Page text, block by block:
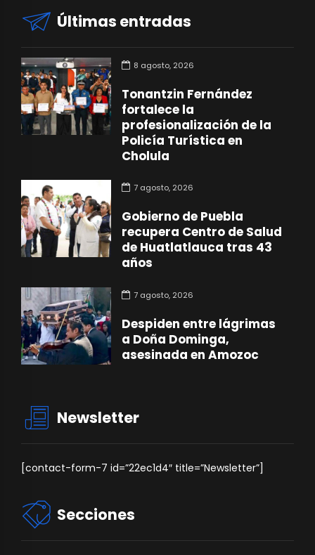
Últimas entradas
8 agosto, 2026
Tonantzin Fernández
fortalece la
profesionalización de la
Policía Turística en
Cholula
7 agosto, 2026
Gobierno de Puebla
recupera Centro de Salud
de Huatlatlauca tras 43
años
7 agosto, 2026
Despiden entre lágrimas
a Doña Dominga,
asesinada en Amozoc
Newsletter
[contact-form-7 id=”22ec1d4″ title=”Newsletter”]
Secciones